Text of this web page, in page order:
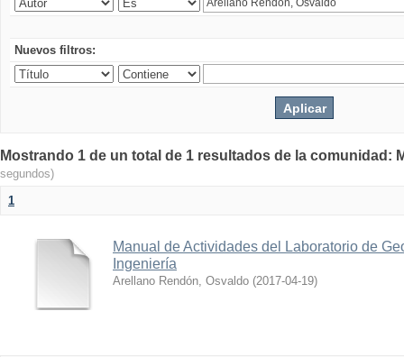
Nuevos filtros:
Mostrando 1 de un total de 1 resultados de la comunidad:
segundos)
1
Manual de Actividades del Laboratorio de
Ingeniería
Arellano Rendón, Osvaldo (2017-04-19)